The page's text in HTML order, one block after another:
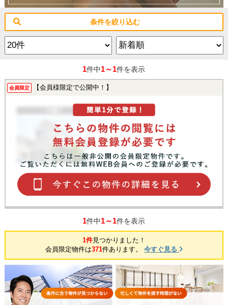
条件を絞り込む
1件中1～1件を表示
会員限定 【会員様限定で公開中！】
1件中1～1件を表示
1件見つかりました！
会員限定物件は371件あります。 今すぐ見る